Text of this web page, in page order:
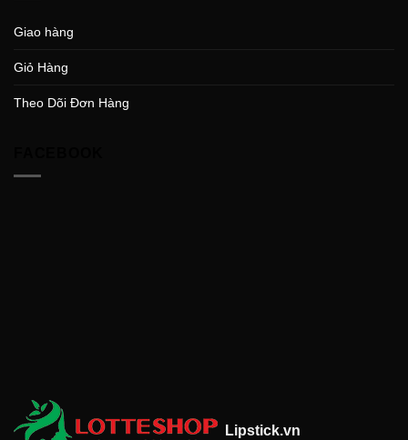
Giao hàng
Giỏ Hàng
Theo Dõi Đơn Hàng
Lipstick.vn